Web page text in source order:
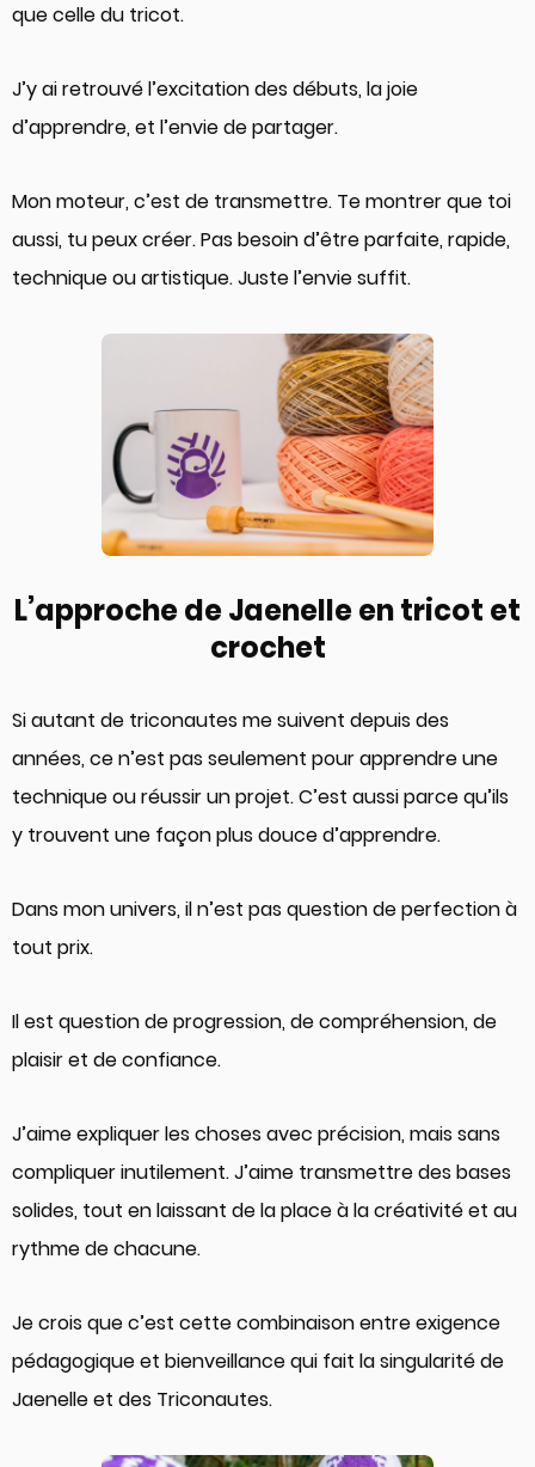
que celle du tricot.
J’y ai retrouvé l’excitation des débuts, la joie
d’apprendre, et l’envie de partager.
Mon moteur, c’est de transmettre. Te montrer que toi
aussi, tu peux créer. Pas besoin d’être parfaite, rapide,
technique ou artistique. Juste l’envie suffit.
L’approche de Jaenelle en tricot et
crochet
Si autant de triconautes me suivent depuis des
années, ce n’est pas seulement pour apprendre une
technique ou réussir un projet. C’est aussi parce qu’ils
y trouvent une façon plus douce d’apprendre.
Dans mon univers, il n’est pas question de perfection à
tout prix.
Il est question de progression, de compréhension, de
plaisir et de confiance.
J’aime expliquer les choses avec précision, mais sans
compliquer inutilement. J’aime transmettre des bases
solides, tout en laissant de la place à la créativité et au
rythme de chacune.
Je crois que c’est cette combinaison entre exigence
pédagogique et bienveillance qui fait la singularité de
Jaenelle et des Triconautes.